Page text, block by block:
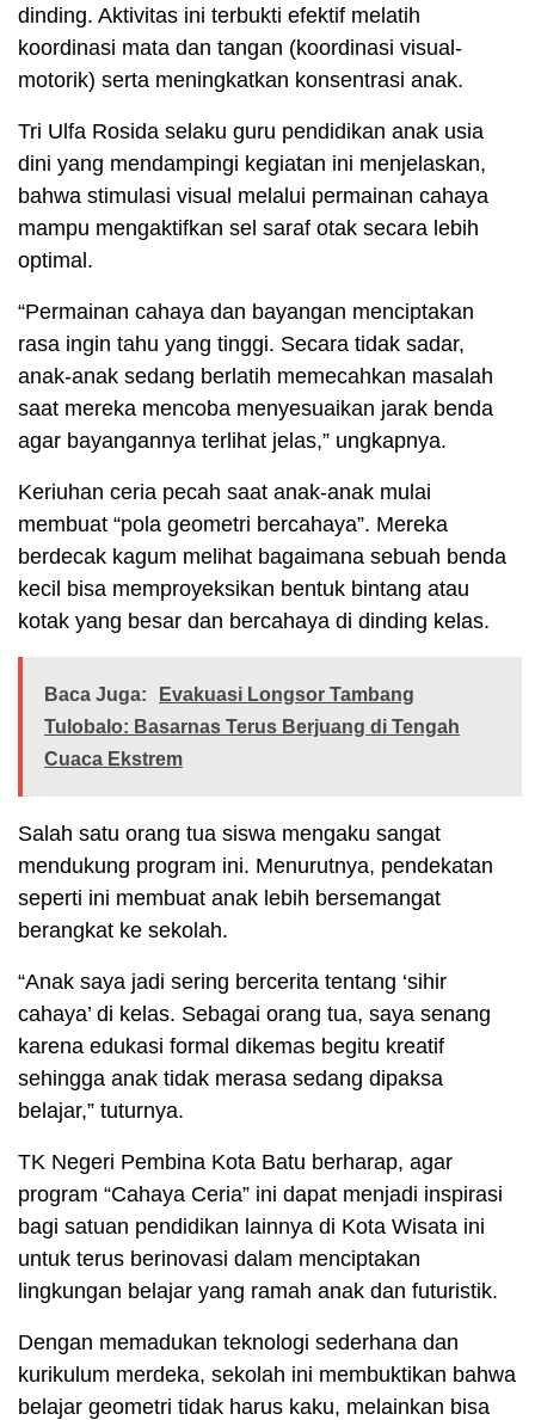
dinding. Aktivitas ini terbukti efektif melatih
koordinasi mata dan tangan (koordinasi visual-
motorik) serta meningkatkan konsentrasi anak.
Tri Ulfa Rosida selaku guru pendidikan anak usia
dini yang mendampingi kegiatan ini menjelaskan,
bahwa stimulasi visual melalui permainan cahaya
mampu mengaktifkan sel saraf otak secara lebih
optimal.
“Permainan cahaya dan bayangan menciptakan
rasa ingin tahu yang tinggi. Secara tidak sadar,
anak-anak sedang berlatih memecahkan masalah
saat mereka mencoba menyesuaikan jarak benda
agar bayangannya terlihat jelas,” ungkapnya.
Keriuhan ceria pecah saat anak-anak mulai
membuat “pola geometri bercahaya”. Mereka
berdecak kagum melihat bagaimana sebuah benda
kecil bisa memproyeksikan bentuk bintang atau
kotak yang besar dan bercahaya di dinding kelas.
Baca Juga:
Evakuasi Longsor Tambang
Tulobalo: Basarnas Terus Berjuang di Tengah
Cuaca Ekstrem
Salah satu orang tua siswa mengaku sangat
mendukung program ini. Menurutnya, pendekatan
seperti ini membuat anak lebih bersemangat
berangkat ke sekolah.
“Anak saya jadi sering bercerita tentang ‘sihir
cahaya’ di kelas. Sebagai orang tua, saya senang
karena edukasi formal dikemas begitu kreatif
sehingga anak tidak merasa sedang dipaksa
belajar,” tuturnya.
TK Negeri Pembina Kota Batu berharap, agar
program “Cahaya Ceria” ini dapat menjadi inspirasi
bagi satuan pendidikan lainnya di Kota Wisata ini
untuk terus berinovasi dalam menciptakan
lingkungan belajar yang ramah anak dan futuristik.
Dengan memadukan teknologi sederhana dan
kurikulum merdeka, sekolah ini membuktikan bahwa
belajar geometri tidak harus kaku, melainkan bisa